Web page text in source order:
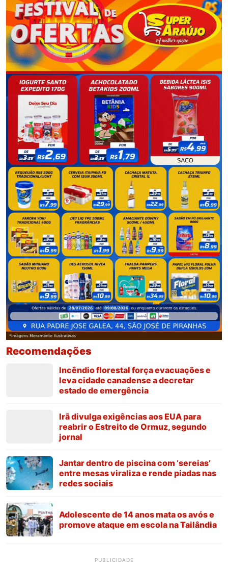
Recomendações
Incêndio florestal força evacuações e
leva cidade canadense a decretar
estado de emergência
Irã divulga exigências aos EUA para
reabrir o Estreito de Ormuz, segundo
jornal
Jantar dentro de piscina com ‘sereias’
entre mesas viraliza e rende piadas nas
redes sociais
Adolescente de 14 anos mata os avós e
promove ataque em escola na Tailândia
PUBLICIDADE